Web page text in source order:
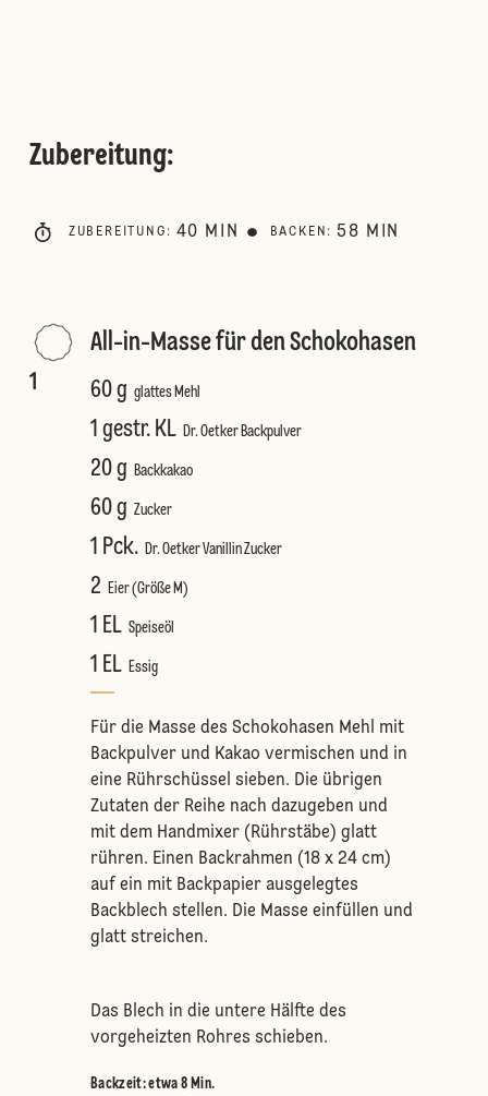
Zubereitung:
ZUBEREITUNG : 40 MIN BACKEN : 58 MIN
1
All-in-Masse für den Schokohasen
60 g glattes Mehl
1 gestr. KL Dr. Oetker Backpulver
20 g Backkakao
60 g Zucker
1 Pck. Dr. Oetker Vanillin Zucker
2 Eier (Größe M)
1 EL Speiseöl
1 EL Essig
Für die Masse des Schokohasen Mehl mit
Backpulver und Kakao vermischen und in
eine Rührschüssel sieben. Die übrigen
Zutaten der Reihe nach dazugeben und
mit dem Handmixer (Rührstäbe) glatt
rühren. Einen Backrahmen (18 x 24 cm)
auf ein mit Backpapier ausgelegtes
Backblech stellen. Die Masse einfüllen und
glatt streichen.
Das Blech in die untere Hälfte des
vorgeheizten Rohres schieben.
Backzeit: etwa 8 Min.